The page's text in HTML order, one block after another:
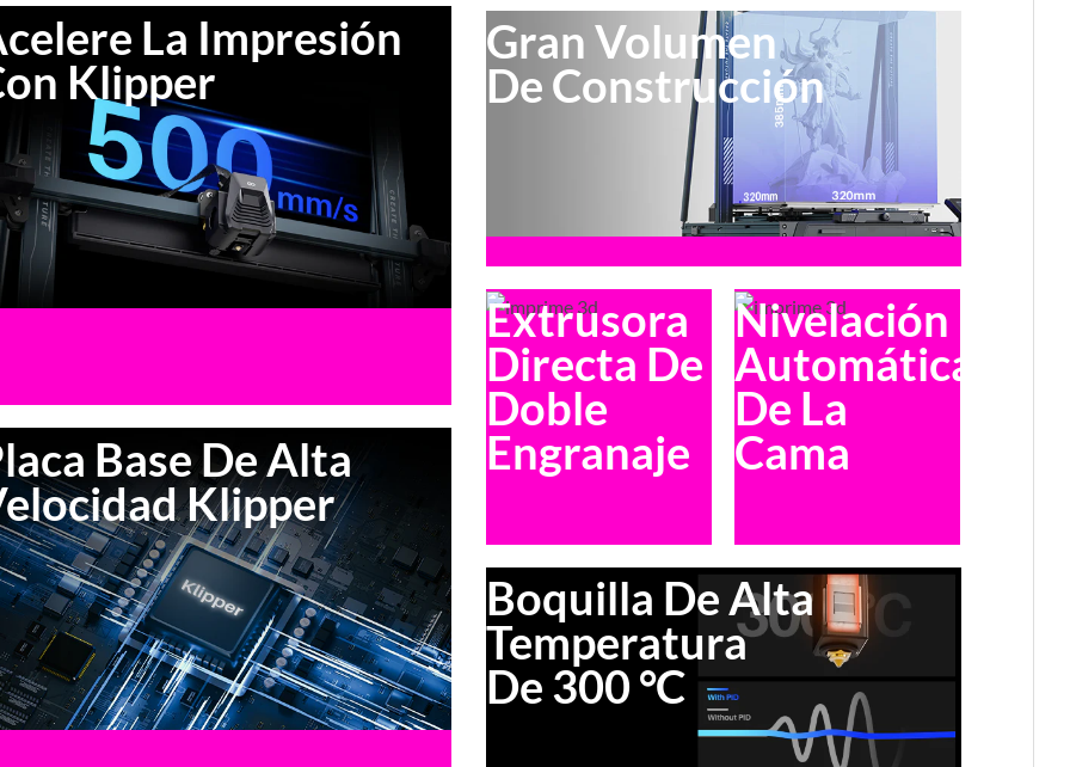
La Impresión
Klipper
Base De Alta
Klipper
Gran Volumen
De Construcción
Extrusora
Directa De
Doble
Engranaje
Nivelación
Automática
De La
Cama
Boquilla De Alta
Temperatura
De 300 °C